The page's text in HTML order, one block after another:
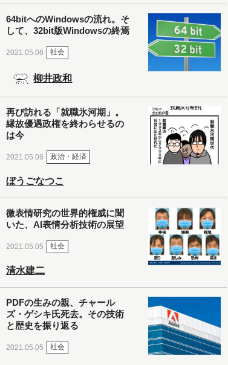
64bitへのWindowsの流れ。そ
して、32bit版Windowsの終焉
2021.05.06 社会
柳井政和
再び訪れる「就職氷河期」。
縁故優遇政権を終わらせるの
は今
2021.05.06 政治・経済
ぼうごなつこ
微表情研究の世界的権威に聞
いた、AI表情分析技術の展望
2021.05.05 社会
清水建二
PDFの生みの親、チャール
ズ・ゲシキ氏死去。その技術
と歴史を振り返る
2021.05.05 社会